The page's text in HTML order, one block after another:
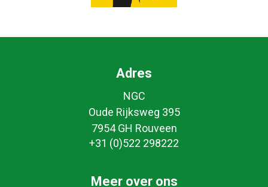
Adres
NGC
Oude Rijksweg 395
7954 GH Rouveen
+31 (0)522 298222
Meer over ons